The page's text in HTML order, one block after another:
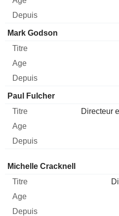
Mark Godson
Paul Fulcher
Directeur
Administrateur Titre
Michelle Cracknell